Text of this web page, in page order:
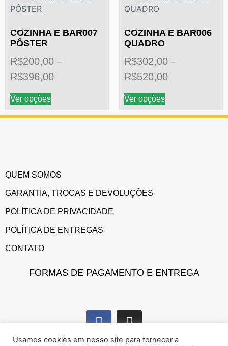
COZINHA E BAR007
PÔSTER
R$200,00 –
R$396,00
Ver opções
COZINHA E BAR006
QUADRO
R$302,00 –
R$520,00
Ver opções
QUEM SOMOS
GARANTIA, TROCAS E DEVOLUÇÕES
POLÍTICA DE PRIVACIDADE
POLÍTICA DE ENTREGAS
CONTATO
FORMAS DE PAGAMENTO E ENTREGA
Usamos cookies em nosso site para fornecer a